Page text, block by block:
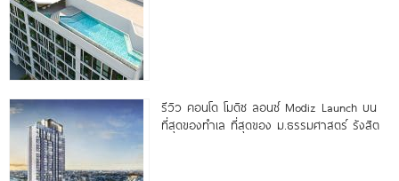
รีวิว คอนโด โมดิซ ลอนซ์ Modiz Launch บน
ที่สุดของทำเล ที่สุดของ ม.ธรรมศาสตร์ รังสิต